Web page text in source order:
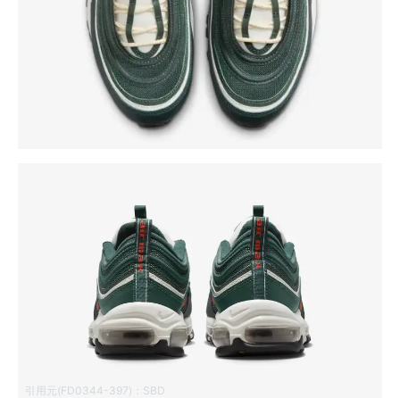
引用元(FD0344-397)： SBD